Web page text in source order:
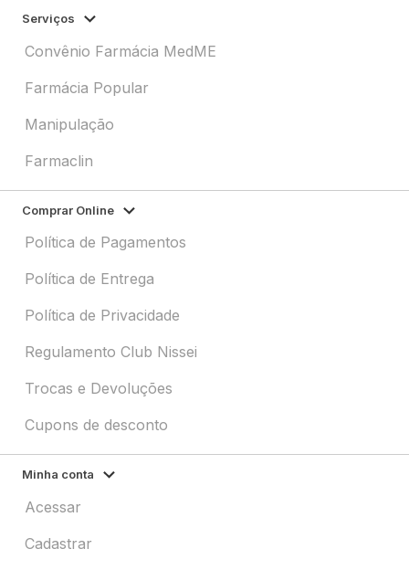
Serviços
Convênio Farmácia MedME
Farmácia Popular
Manipulação
Farmaclin
Comprar Online
Política de Pagamentos
Política de Entrega
Política de Privacidade
Regulamento Club Nissei
Trocas e Devoluções
Cupons de desconto
Minha conta
Acessar
Cadastrar